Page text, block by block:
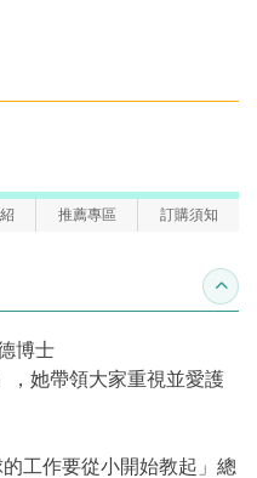
推薦專區 訂購須知
收合
博士
，她帶領大家重視並愛護
工作要從小開始教起」總